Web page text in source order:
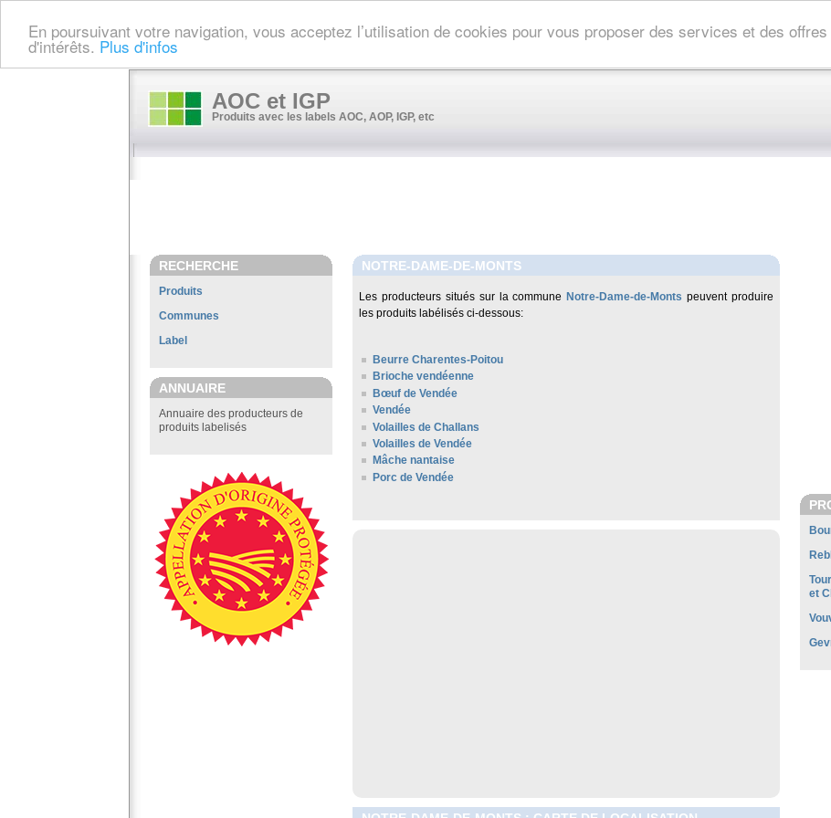
En poursuivant votre navigation, vous acceptez l’utilisation de cookies pour vous proposer des services et des
d'intérêts. Plus d'infos
AOC et IGP
Produits avec les labels AOC, AOP, IGP, etc
RECHERCHE
Produits
Communes
Label
ANNUAIRE
Annuaire des producteurs de
produits labelisés
NOTRE-DAME-DE-MONTS
Les producteurs situés sur la commune Notre-Dame-de-Monts peuvent produire
les produits labélisés ci-dessous:
Beurre Charentes-Poitou
Brioche vendéenne
Bœuf de Vendée
Vendée
Volailles de Challans
Volailles de Vendée
Mâche nantaise
Porc de Vendée
et